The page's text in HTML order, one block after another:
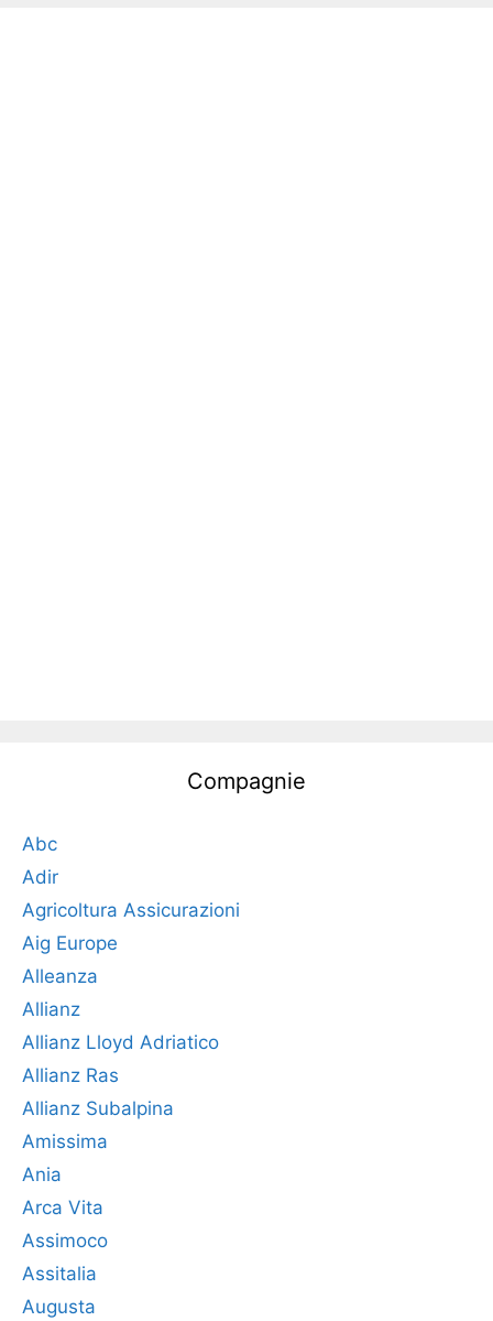
Compagnie
Abc
Adir
Agricoltura Assicurazioni
Aig Europe
Alleanza
Allianz
Allianz Lloyd Adriatico
Allianz Ras
Allianz Subalpina
Amissima
Ania
Arca Vita
Assimoco
Assitalia
Augusta